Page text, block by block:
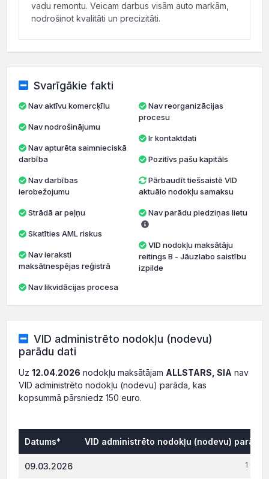
vadu remontu. Veicam darbus visām auto markām,
nodrošinot kvalitāti un precizitāti.
Svarīgākie fakti
Nav aktīvu komercķīlu
Nav nodrošinājumu
darbība
ierobežojumu
Strādā ar peļņu
Skatīties AML riskus
maksātnespējas reģistrā
Nav likvidācijas procesa
Nav reorganizācijas
procesu
Ir kontaktdati
Pozitīvs pašu kapitāls
Pārbaudīt tiešsaistē VID
aktuālo nodokļu samaksu
Nav parādu piedziņas lietu
VID nodokļu maksātāju
reitings B - Jāuzlabo saistību
izpilde
VID administrēto nodokļu (nodevu)
parādu dati
Uz 12.04.2026 nodokļu maksātājam ALLSTARS, SIA nav
VID administrēto nodokļu (nodevu) parāda, kas
kopsummā pārsniedz 150 euro.
Datums* VID administrēto nodokļu (nodevu) parāds,
09.03.2026 1